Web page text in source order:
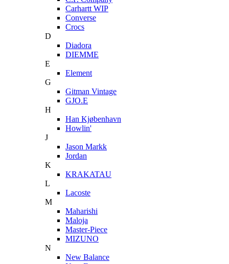
Carhartt WIP
Converse
Crocs
D
Diadora
DIEMME
E
Element
G
Gitman Vintage
GJO.E
H
Han Kjøbenhavn
Howlin'
J
Jason Markk
Jordan
K
KRAKATAU
L
Lacoste
M
Maharishi
Maloja
Master-Piece
MIZUNO
N
New Balance